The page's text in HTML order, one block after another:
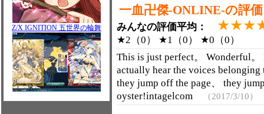
Z/X IGNITION 五世界の輪舞
一血卍傑-ONLINE-の評
みんなの評価平均：
★2（0） ★1（0） ★0（0）
This is just perfect。 Wonderful
actually hear the voices
they jump off the page、 they
oyster!intagelcom
（2017/3/10）